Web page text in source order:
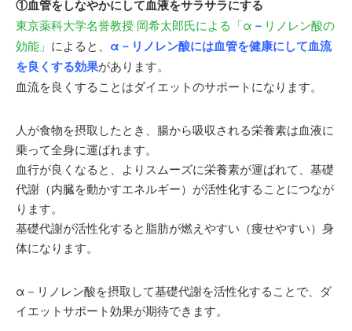
①血管をしなやかにして血液をサラサラにする
東京薬科大学名誉教授 岡希太郎氏による「α － リノレン酸の
効能」 によると、 α－リノレン酸には血管を健康にして血流
を良くする効果があります。
血流を良くすることはダイエットのサポートになります。
人が食物を摂取したとき、腸から吸収される栄養素は血液に
乗って全身に運ばれます。
血行が良くなると、よりスムーズに栄養素が運ばれて、基礎
代謝（内臓を動かすエネルギー）が活性化することにつなが
ります。
基礎代謝が活性化すると脂肪が燃えやすい（痩せやすい）身
体になります。
α－リノレン酸を摂取して基礎代謝を活性化することで、ダ
イエットサポート効果が期待できます。